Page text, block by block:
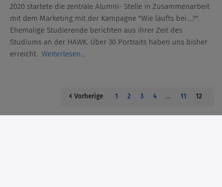
2020 startete die zentrale Alumni- Stelle in Zusammenarbeit
mit dem Marketing mit der Kampagne "Wie läufts bei ...?".
Ehemalige Studierende berichten aus ihrer Zeit des
Studiums an der HAWK. Über 30 Portraits haben uns bisher
erreicht. Weiterlesen...
Vorherige 1 2 3 4 … 11 12